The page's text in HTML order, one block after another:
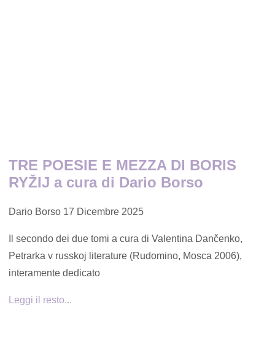
TRE POESIE E MEZZA DI BORIS
RYŽIJ a cura di Dario Borso
Dario Borso 17 Dicembre 2025
Il secondo dei due tomi a cura di Valentina Dančenko,
Petrarka v russkoj literature (Rudomino, Mosca 2006),
interamente dedicato
Leggi il resto...